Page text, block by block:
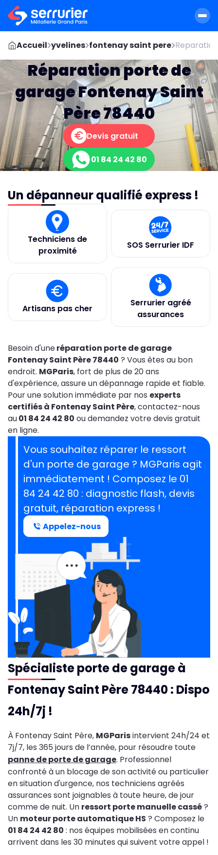
Accueil yvelines fontenay saint pere
Réparation porte de
garage Fontenay Saint
Père 78440
Devis gratuit
01 84 24 42 80
Un dépanneur qualifié express !
Techniciens de
proximité
SOS Serrurier IDF
Artisans pas cher
Serrurier agréé
assurances
Besoin d'uneréparation porte de garage
Fontenay Saint Père 78440 ? Vous êtes au bon
endroit. MGParis, fort de plus de 20 ans
d'expérience, assure un dépannage rapide et fiable.
Pour une solution immédiate par nos experts
certifiés à Fontenay Saint Père, contactez-nous
au01 84 24 42 80 ou demandez votre devis gratuit
en ligne.
Vous souhaitez réparer le ressort
d'un porte de garage ? MGParis agit
immédiatement ! Composez le 01
84 24 42 80 : diagnostic flash, devis
gratuit, réparation express !
Appelez-nous
Spécialiste porte de garage à
Fontenay Saint Père 78440 : Dispo
24h/7j !
À Fontenay Saint Père, MGParisintervient 24h/24 et
7j/7, les 365 jours de l’année, pour résoudre toute
panne de porte de garage. Professionnel
confronté à un blocage de son activité ou particulier
en situation d'urgence, nos techniciens agréés
assurances sont joignables à toute heure, de jour
comme de nuit. Un ressort porte manuelle cassé?
Un moteur porte automatique HS ? Composez le
01 84 24 42 80 : nos équipes mobilisées en continu
arrivent dans les 30 minutes qui suivent votre appel !